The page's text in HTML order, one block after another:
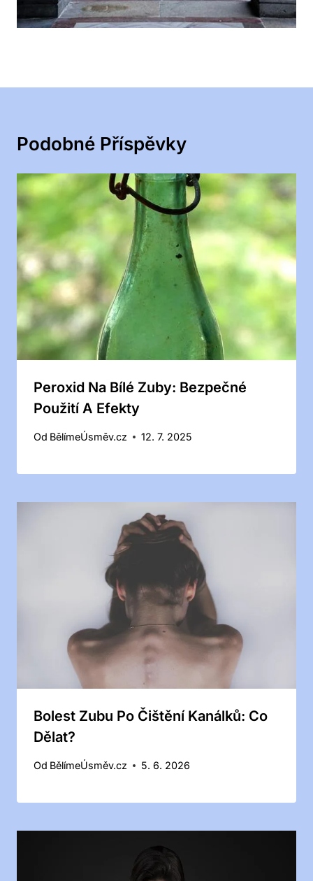
Podobné Příspěvky
Peroxid Na Bílé Zuby: Bezpečné
Použití A Efekty
Od BělímeÚsměv.cz 12. 7. 2025
Bolest Zubu Po Čištění Kanálků: Co
Dělat?
Od BělímeÚsměv.cz 5. 6. 2026